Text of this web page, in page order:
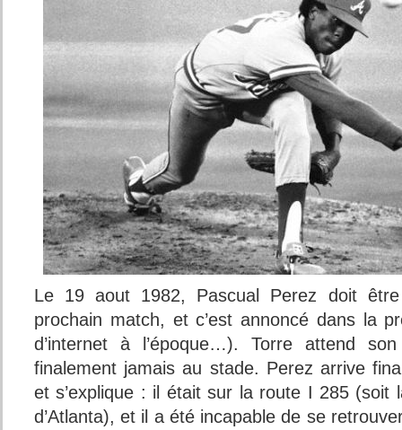
Le 19 aout 1982, Pascual Perez doit
prochain match, et c’est annoncé dans la
d’internet à l’époque…). Torre attend
finalement jamais au stade. Perez arrive
et s’explique : il était sur la route I 285 (soit
d’Atlanta), et il a été incapable de se